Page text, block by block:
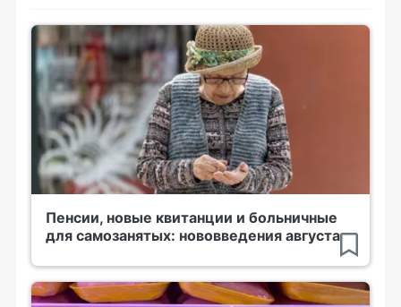
Пенсии, новые квитанции и больничные
для самозанятых: нововведения августа